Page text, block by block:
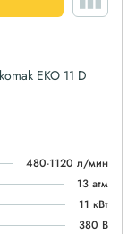
EKO 11 D
480-1120 л/мин
13 атм
11 кВт
380 В